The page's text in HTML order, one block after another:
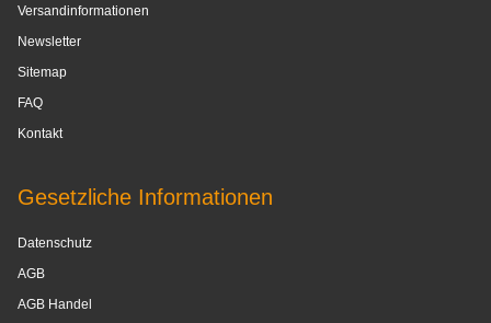
Versandinformationen
Newsletter
Sitemap
FAQ
Kontakt
Gesetzliche Informationen
Datenschutz
AGB
AGB Handel